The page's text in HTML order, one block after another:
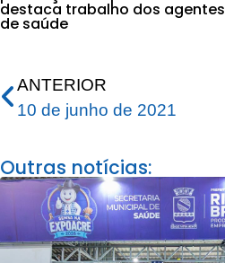
destaca trabalho dos agentes
de saúde
ANTERIOR
10 de junho de 2021
Outras notícias: